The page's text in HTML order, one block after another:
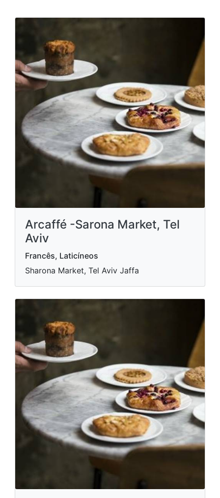
Arcaffé -Sarona Market, Tel
Aviv
Francês, Laticíneos
Sharona Market, Tel Aviv Jaffa